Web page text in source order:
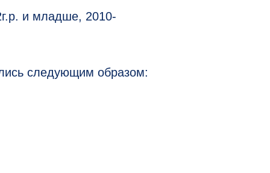
и младше, 2010-
следующим образом: